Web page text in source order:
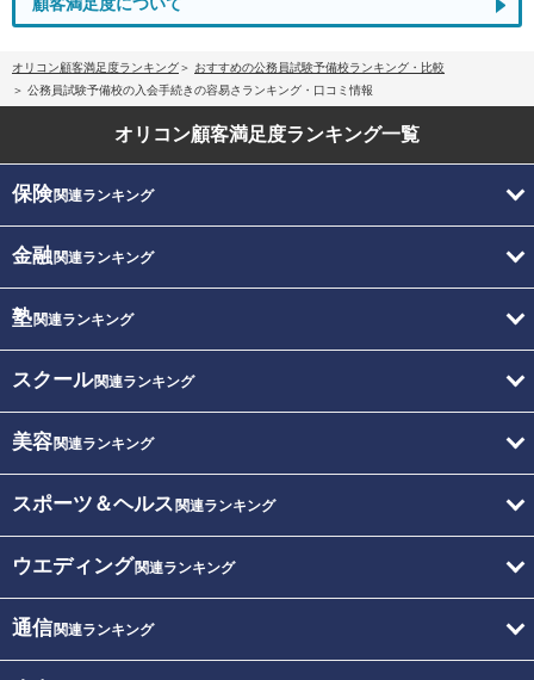
オリコン顧客満足度ランキング
おすすめの公務員試験予備校ランキング・比較
公務員試験予備校の入会手続きの容易さランキング・口コミ情報
オリコン顧客満足度ランキング一覧
保険関連ランキング
金融関連ランキング
塾関連ランキング
スクール関連ランキング
美容関連ランキング
スポーツ＆ヘルス 関連ランキング
ウエディング関連ランキング
通信関連ランキング